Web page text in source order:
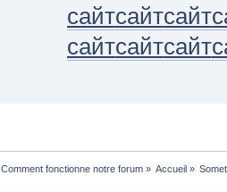
сайтсайтсайт
сайтсайтсайт
Comment fonctionne notre forum» Accueil»